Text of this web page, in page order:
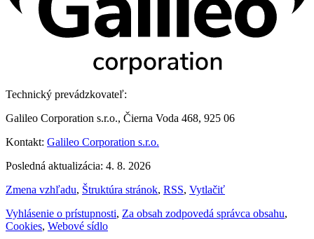
Technický prevádzkovateľ:
Galileo Corporation s.r.o., Čierna Voda 468, 925 06
Kontakt: Galileo Corporation s.r.o.
Posledná aktualizácia: 4. 8. 2026
Zmena vzhľadu, Štruktúra stránok, RSS, Vytlačiť
Vyhlásenie o prístupnosti, Za obsah zodpovedá správca obsahu,
Cookies, Webové sídlo